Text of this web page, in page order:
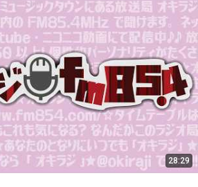
28:29